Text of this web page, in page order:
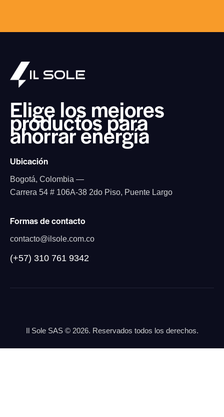
Elige los mejores
productospara
ahorrar energía
Ubicación
Bogotá, Colombia —
Carrera 54 # 106A-38 2do Piso, Puente Largo
Formas de contacto
contacto@ilsole.com.co
(+57) 310 761 9342
Il Sole SAS© 2026. Reservados todos los derechos.